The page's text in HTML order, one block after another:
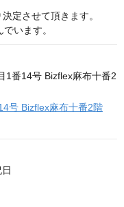
定させて頂きます。
います。
号 Bizflex麻布十番2階